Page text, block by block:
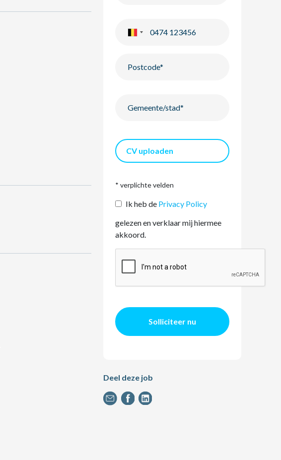
CV uploaden
* verplichte velden
Ik heb de Privacy Policy
gelezen en verklaar mij hiermee
akkoord.
Solliciteer nu
Deel deze job